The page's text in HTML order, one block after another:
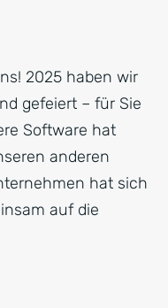
2025 haben wir
gefeiert – für Sie
Software hat
anderen
hat sich
auf die